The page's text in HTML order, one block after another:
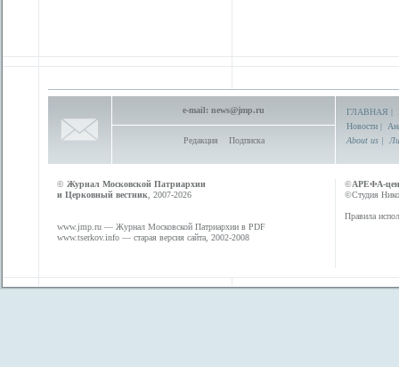
e-mail: news@jmp.ru
Редакция Подписка
ГЛАВНАЯ |
Новости |
About us |
© Журнал Московской Патриархии
и Церковный вестник , 2007-2026
www.jmp.ru — Журнал Московской Патриархии в PDF
www.tserkov.info — старая версия сайта, 2002-2008
©АРЕФА-
©Студия
Правила